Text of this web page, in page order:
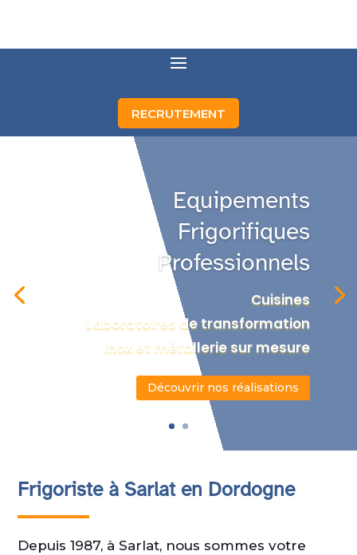
RECRUTEMENT
Equipements
Frigorifiques
Professionnels
Cuisines
Laboratoires de transformation
Inox et métallerie sur mesure
Découvrir nos réalisations
Frigoriste à Sarlat en Dordogne
Depuis 1987, à Sarlat, nous sommes votre